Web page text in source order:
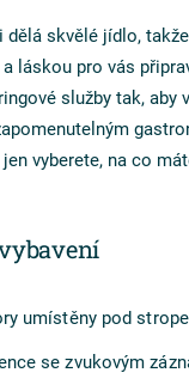
dělá skvělé jídlo,
láskou pro vás
služby tak, aby
vyberete, na co
umístěny pod
se zvukovým